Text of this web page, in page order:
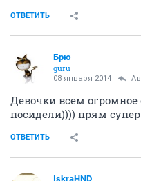
ОТВЕТИТЬ
Брю
guru
08 января 2014
Девочки всем
посидели)))) прям
ОТВЕТИТЬ
IskraHND